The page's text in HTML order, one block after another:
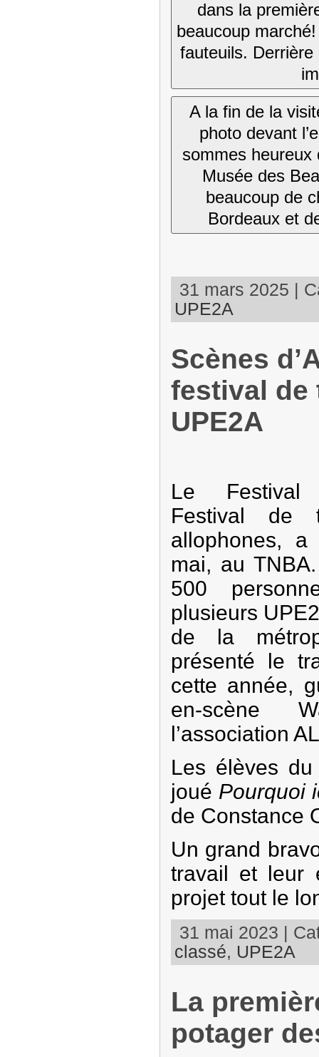
dans la
beaucoup
fauteuils.
A la fin de la
photo devant
sommes heureux
Musée des
beaucoup de
Bordeaux et
31 mars 2025 |
UPE2A
Scènes
festival de
UPE2A
Le Festival
Festival de
allophones,
mai, au
500
plusieurs
de la
présenté le
cette année,
en-scène
l’association
Les élèves
joué Pourquoi
de Constance
Un grand
travail et leur
projet tout le
31 mai 2023 |
classé, UPE2A
La
potager